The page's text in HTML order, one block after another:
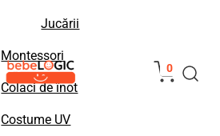
Jucării
Montessori
Colaci de înot
Costume UV
0